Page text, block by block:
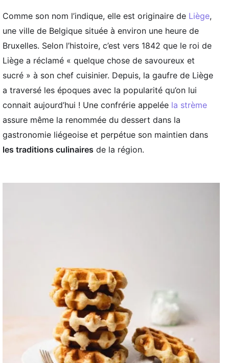
Comme son nom l’indique, elle est originaire de Liège,
une ville de Belgique située à environ une heure de
Bruxelles. Selon l’histoire, c’est vers 1842 que le roi de
Liège a réclamé « quelque chose de savoureux et
sucré » à son chef cuisinier. Depuis, la gaufre de Liège
a traversé les époques avec la popularité qu’on lui
connait aujourd’hui ! Une confrérie appelée la strème
assure même la renommée du dessert dans la
gastronomie liégeoise et perpétue son maintien dans
les traditions culinaires de la région.